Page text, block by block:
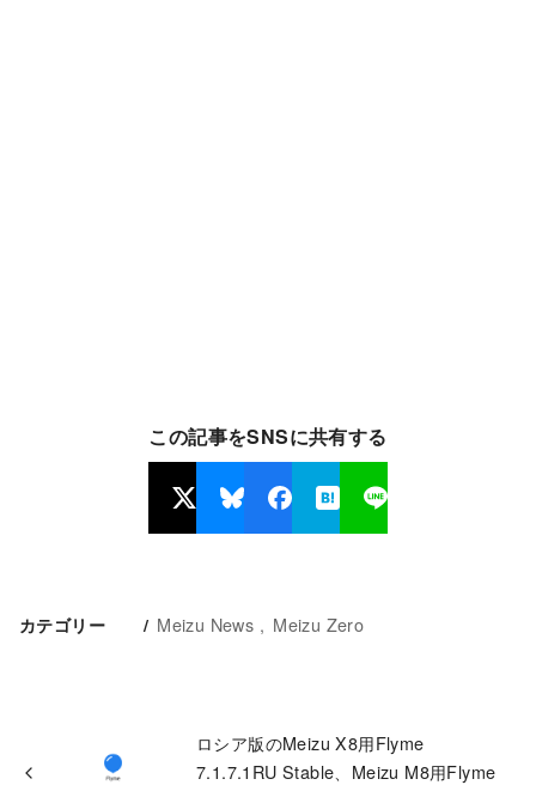
この記事をSNSに共有する
カテゴリー Meizu News Meizu Zero
ロシア版のMeizu X8用Flyme
7.1.7.1RU Stable、Meizu M8用Flyme